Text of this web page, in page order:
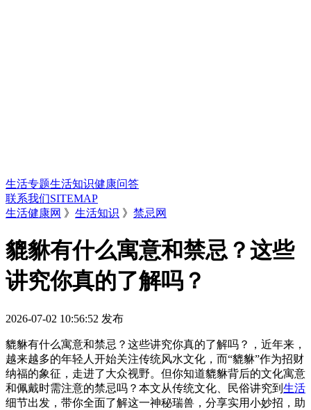
生活专题生活知识健康问答
联系我们SITEMAP
生活健康网 》 生活知识 》 禁忌网
貔貅有什么寓意和禁忌？这些
讲究你真的了解吗？
2026-07-02 10:56:52 发布
貔貅有什么寓意和禁忌？这些讲究你真的了解吗？，近年来，
越来越多的年轻人开始关注传统风水文化，而“貔貅”作为招财
纳福的象征，走进了大众视野。但你知道貔貅背后的文化寓意
和佩戴时需注意的禁忌吗？本文从传统文化、民俗讲究到 生活
细节出发，带你全面了解这一神秘瑞兽，分享实用小妙招，助